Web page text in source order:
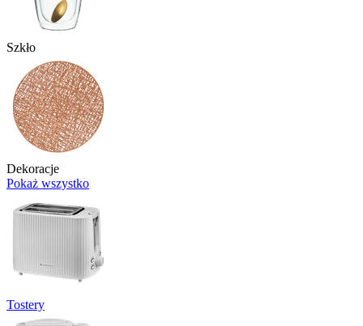
Szkło
Dekoracje
Pokaż wszystko
Tostery